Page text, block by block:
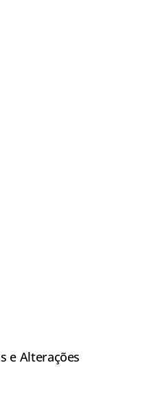
e Alterações